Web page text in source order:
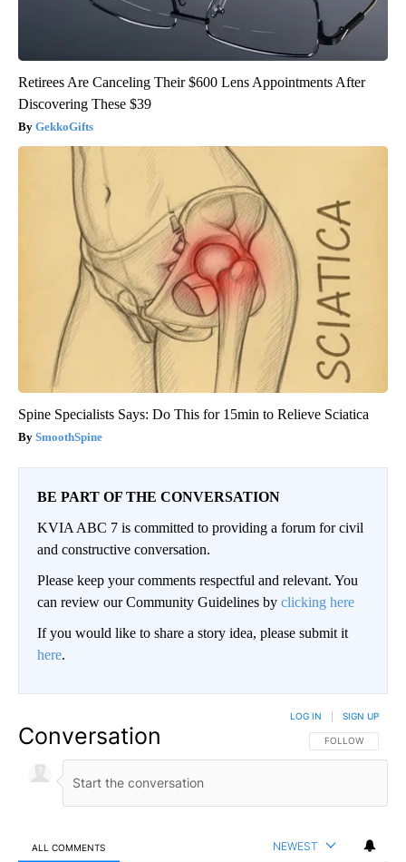
Retirees Are Canceling Their $600 Lens Appointments After
Discovering These $39
GekkoGifts
Spine Specialists Says: Do This for 15min to Relieve Sciatica
SmoothSpine
BE PART OF THE CONVERSATION
KVIA ABC 7 is committed to providing a forum for civil
and constructive conversation.
Please keep your comments respectful and relevant. You
can review our Community Guidelines by clicking here
If you would like to share a story idea, please submit it
here.
Conversation FOLLOW THIS
FOLLOW
LOG IN SIGN UP
ALL COMMENTS NEWEST